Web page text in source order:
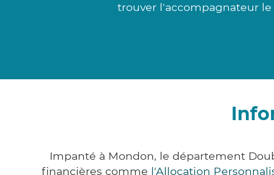
trouver l'accompagnateur
Impanté à Mondon, le département
financières comme l'Allocation